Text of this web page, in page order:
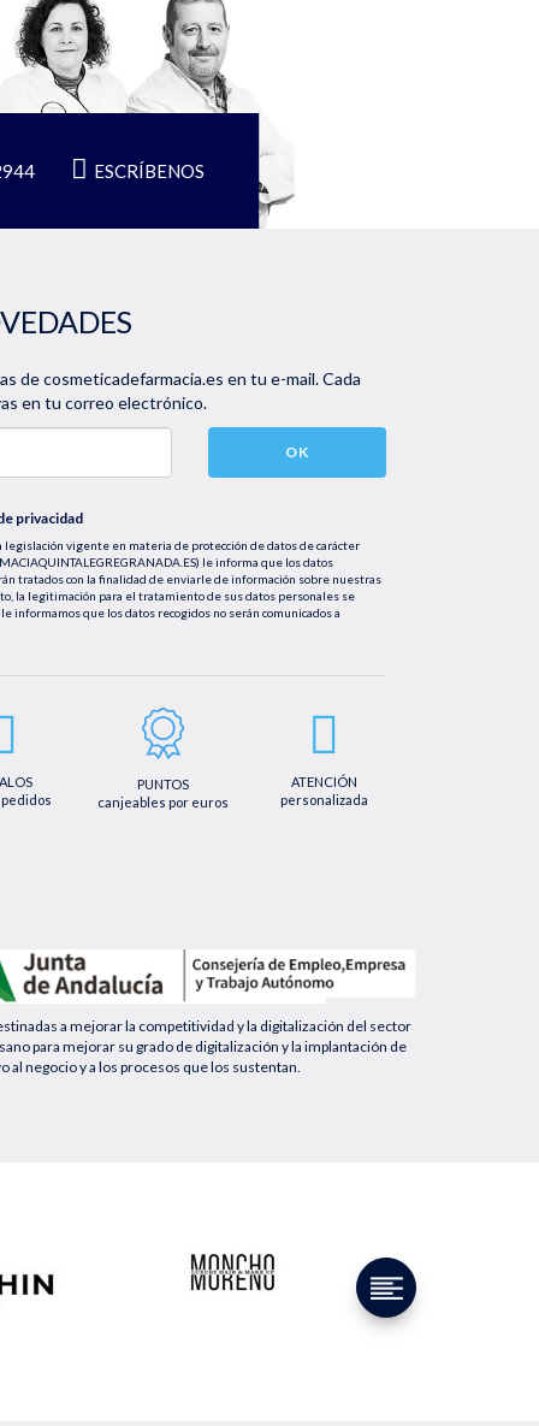
ESCRÍBENOS
de cosmeticadefarmacia.es en tu e-mail. Cada
en tu correo electrónico.
OK
privacidad
vigente en materia de protección de datos de carácter
le informa que los datos
tratados con la finalidad de enviarle de información sobre nuestras
la legitimación para el tratamiento de sus datos personales se
informamos que los datos recogidos no serán comunicados a
info@farmaciaquintalegregranada.es, así como a través de los
politica-privacidad/
PUNTOS
canjeables por euros
ATENCIÓN
personalizada
a mejorar la competitividad y la digitalización del sector
para mejorar su grado de digitalización y la implantación de
negocio y a los procesos que los sustentan.